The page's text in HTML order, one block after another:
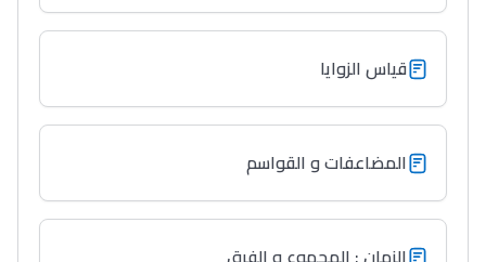
Interviews/Vidéos
ما يزيد عن 149 مهنة
دليل التوجيه
قياس الزوايا
المضاعفات و القواسم